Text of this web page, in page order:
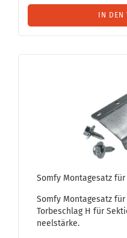
IN DEN
Somfy Mon­ta­ge­s­atz
Somfy Mon­ta­ge­s­atz
Tor­be­schlag H für
neel­stär­ke.